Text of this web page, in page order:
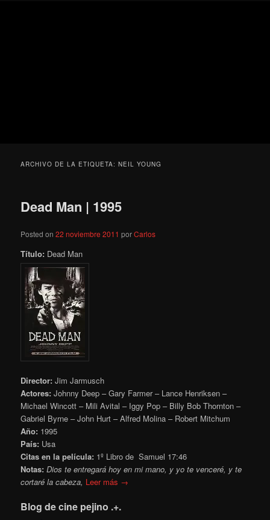
ARCHIVO DE LA ETIQUETA:NEIL YOUNG
Dead Man | 1995
Posted on22 noviembre 2011 porCarlos
Título: Dead Man
Director: Jim Jarmusch
Actores: Johnny Deep – Gary Farmer – Lance Henriksen –
Michael Wincott – Mili Avital – Iggy Pop – Billy Bob Thornton –
Gabriel Byrne – John Hurt – Alfred Molina – Robert Mitchum
Año: 1995
País: Usa
Citas en la película: 1º Libro de Samuel 17:46
Notas:Dios te entregará hoy en mi mano, y yo te venceré, y te
cortaré la cabeza, Leer más →
Blog de cine pejino .+.